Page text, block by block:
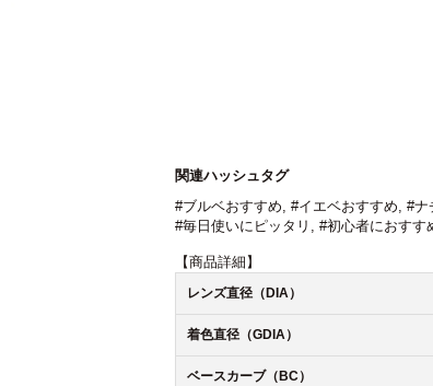
関連ハッシュタグ
#ブルベおすすめ, #イエベおすすめ, #ナ
#毎日使いにピッタリ , #初心者におすす
【商品詳細】
レンズ直径（DIA）
着色直径（GDIA）
ベースカーブ（BC）